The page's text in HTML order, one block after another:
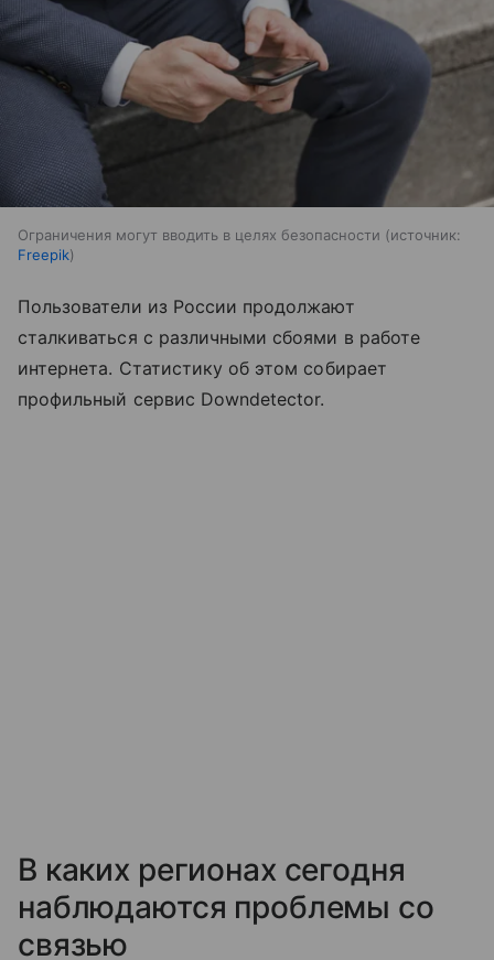
Ограничения могут вводить в целях безопасности
источник:
Freepik
Пользователи из России продолжают
сталкиваться с различными сбоями в работе
интернета. Статистику об этом собирает
профильный сервис Downdetector.
В каких регионах сегодня
наблюдаются проблемы со
связью